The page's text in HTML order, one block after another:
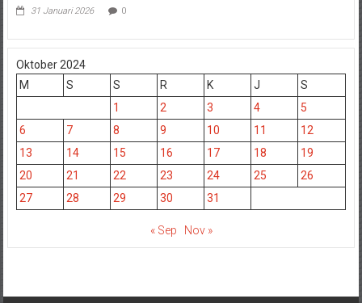
31 Januari 2026 0
Oktober 2024
M
S S R K J
S
1
2 3 4
5
6
7 8 9 10 11
12
13
14 15 16 17 18
19
20
21 22 23 24 25
26
27
28 29 30 31
« Sep Nov »